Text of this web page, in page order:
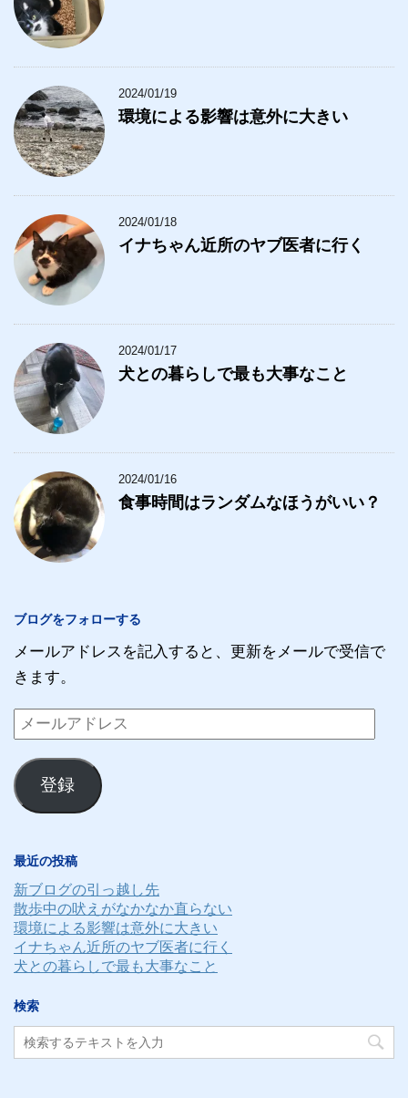
2024/01/19
環境による影響は意外に大きい
2024/01/18
イナちゃん近所のヤブ医者に行く
2024/01/17
犬との暮らしで最も大事なこと
2024/01/16
食事時間はランダムなほうがいい？
ブログをフォローする
メールアドレスを記入すると、更新をメールで受信で
きます。
メ
ー
ル
ア
ス
登録
最近の投稿
新ブログの引っ越し先
散歩中の吠えがなかなか直らない
環境による影響は意外に大きい
イナちゃん近所のヤブ医者に行く
犬との暮らしで最も大事なこと
検索